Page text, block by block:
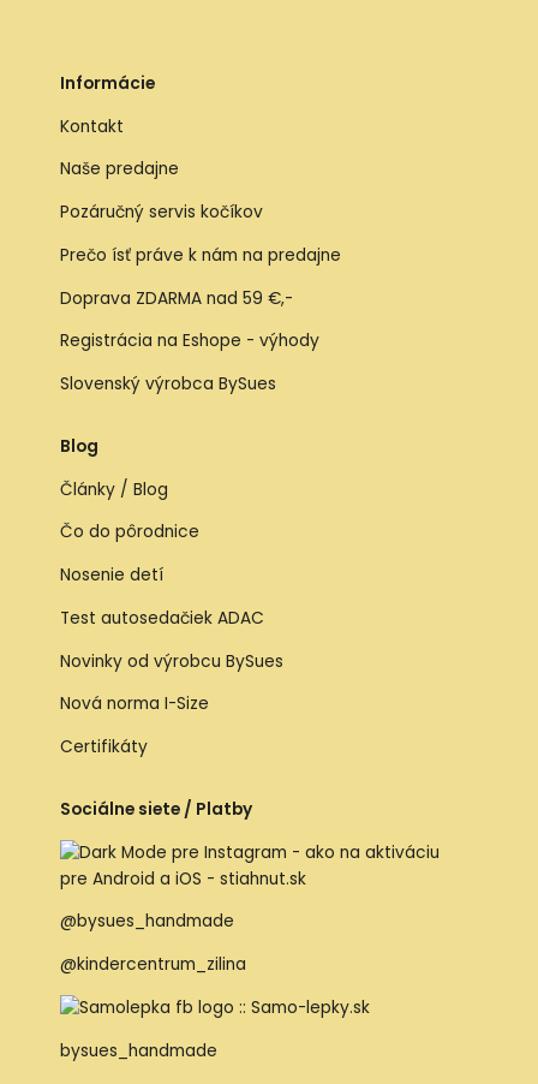
Informácie
Kontakt
Naše predajne
Pozáručný servis kočíkov
Prečo ísť práve k nám na predajne
Doprava ZDARMA nad 59 €,-
Registrácia na Eshope - výhody
Slovenský výrobca BySues
Blog
Články / Blog
Čo do pôrodnice
Nosenie detí
Test autosedačiek ADAC
Novinky od výrobcu BySues
Nová norma I-Size
Certifikáty
Sociálne siete / Platby
@bysues_handmade
@kindercentrum_zilina
bysues_handmade